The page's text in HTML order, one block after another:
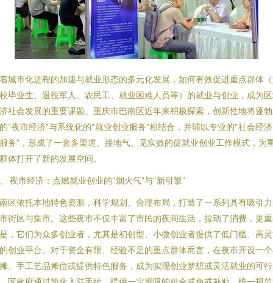
城市化进程的加速与就业形态的多元化发展，如何有效促进重点群体
毕业生、退役军人、农民工、就业困难人员等）的就业与创业，成为
社会发展的重要课题。重庆市巴南区近年来积极探索，创新性地将蓬
“夜市经济”与系统化的“就业创业服务”相结合，并辅以专业的“社会经
务”，形成了一套多渠道、接地气、见实效的促就业创业工作模式，为
体打开了新的发展空间。
夜市经济：点燃就业创业的“烟火气”与“新引擎”
区依托本地特色资源，科学规划、合理布局，打造了一系列具有吸引
街区与集市。这些夜市不仅丰富了市民的夜间生活，拉动了消费，更
，它们为众多创业者，尤其是初创型、小微创业者提供了低门槛、高
创业平台。对于资金有限、经验不足的重点群体而言，在夜市开设一
、手工艺品摊位或提供特色服务，成为实现创业梦想或灵活就业的可